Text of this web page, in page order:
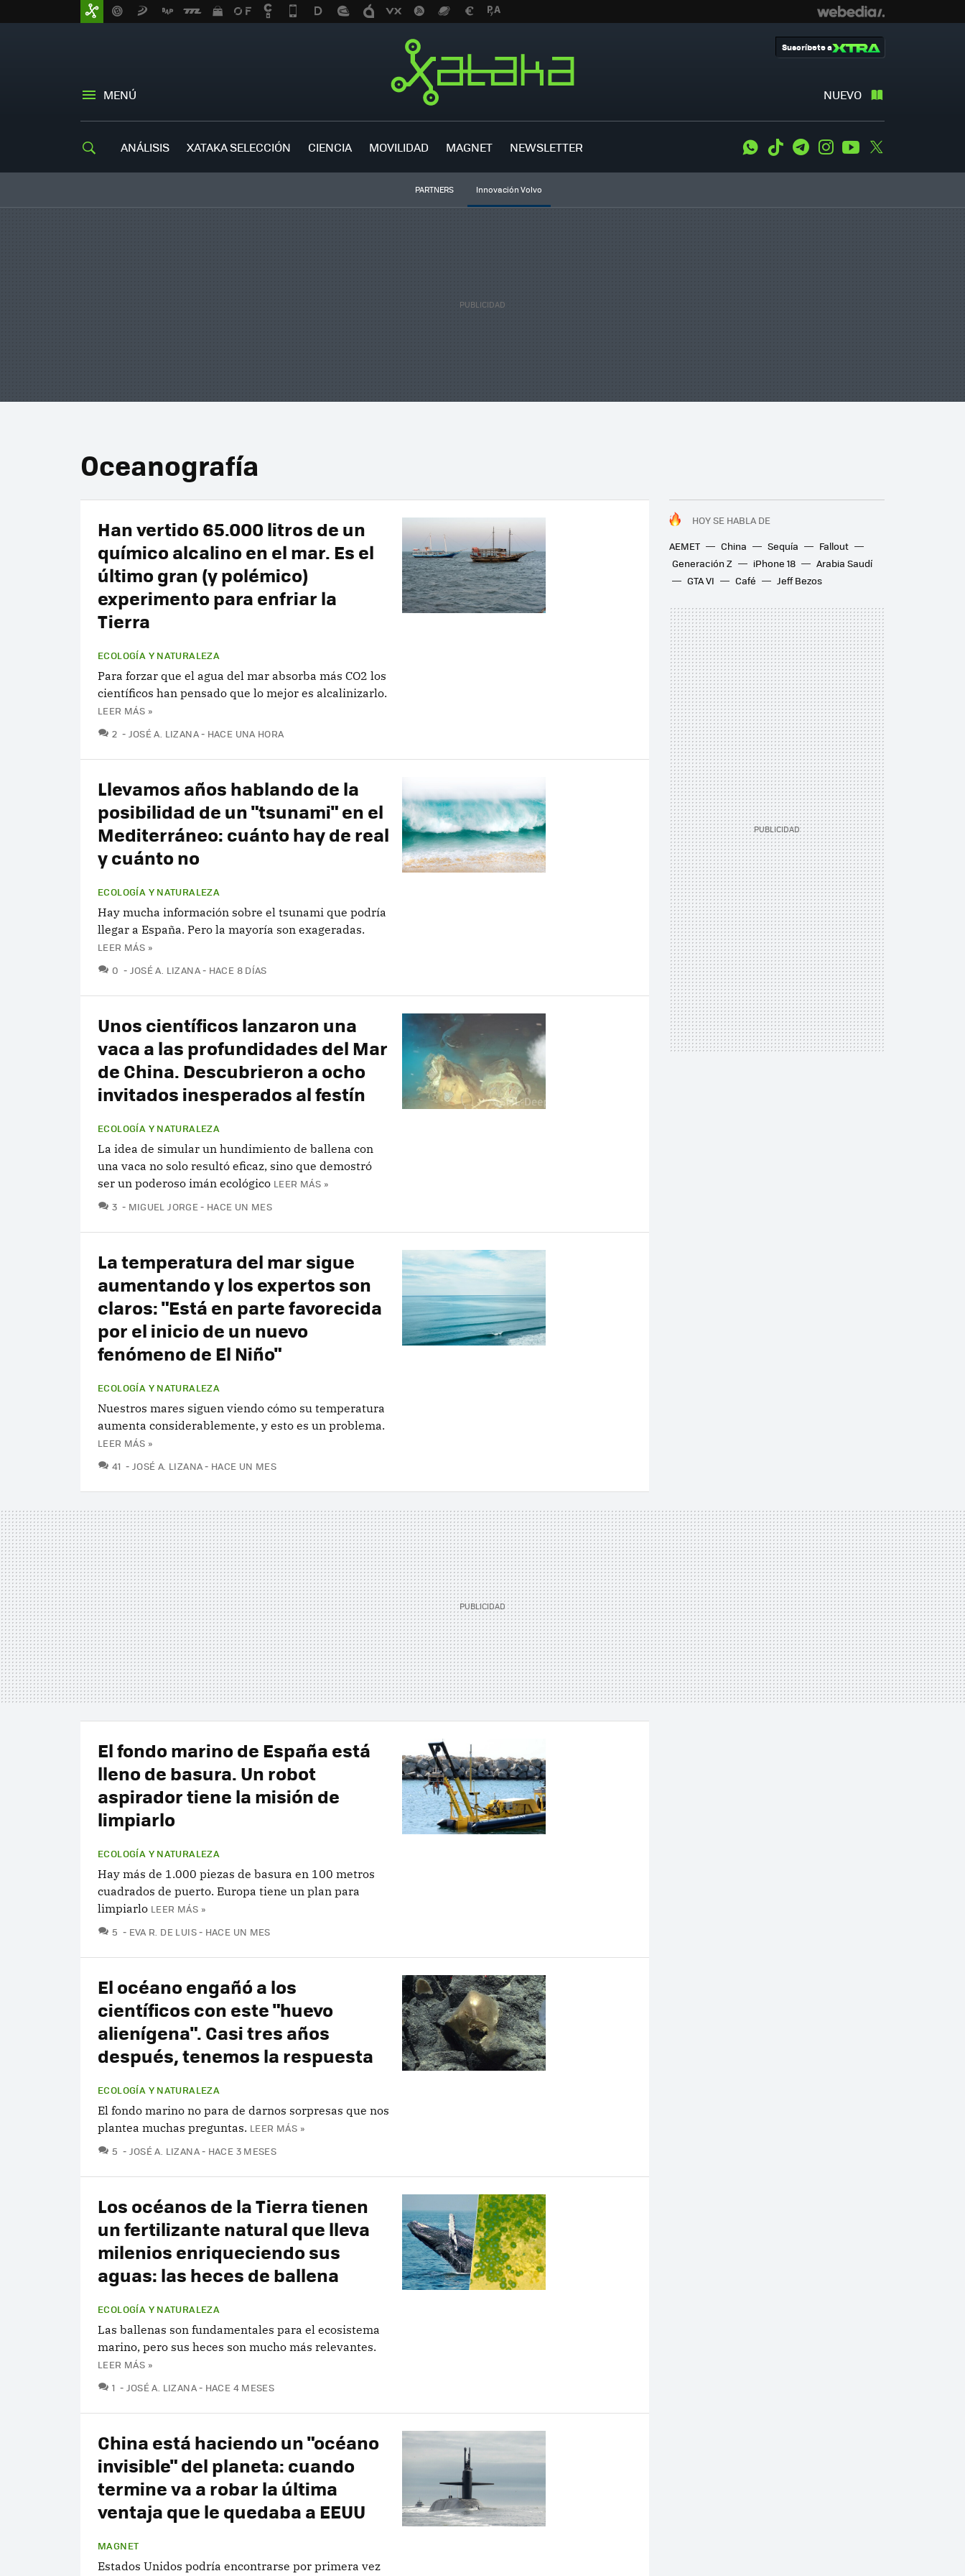
MENÚ NUEVO
Suscríbete a
ANÁLISIS XATAKA SELECCIÓN CIENCIA MOVILIDAD MAGNET NEWSLETTER WhatsApp
Tiktok TelegramInstagramYoutube
PARTNERS Innovación Volvo
Oceanografía
HOY SE HABLA DE
AEMET
China Sequía
Fallout
Generación Z
iPhone 18
Arabia Saudí
GTA VI
Café Jeff Bezos
Han vertido 65.000 litros de un
químico alcalino en el mar. Es el
último gran (y polémico)
experimento para enfriar la
Tierra
ECOLOGÍA Y NATURALEZA
Para forzar que el agua del mar absorba más CO2 los
científicos han pensado que lo mejor es alcalinizarlo.
LEER MÁS »
2 COMENTARIOS
JOSÉ A. LIZANA HACE UNA HORA
Llevamos años hablando de la
posibilidad de un "tsunami" en el
Mediterráneo: cuánto hay de real
y cuánto no
ECOLOGÍA Y NATURALEZA
Hay mucha información sobre el tsunami que podría
llegar a España. Pero la mayoría son exageradas.
LEER MÁS »
0 COMENTARIOS
JOSÉ A. LIZANA HACE 8 DÍAS
Unos científicos lanzaron una
vaca a las profundidades del Mar
de China. Descubrieron a ocho
invitados inesperados al festín
ECOLOGÍA Y NATURALEZA
La idea de simular un hundimiento de ballena con
una vaca no solo resultó eficaz, sino que demostró
ser un poderoso imán ecológico LEER MÁS »
3 COMENTARIOS
MIGUEL JORGE HACE UN MES
La temperatura del mar sigue
aumentando y los expertos son
claros: "Está en parte favorecida
por el inicio de un nuevo
fenómeno de El Niño"
ECOLOGÍA Y NATURALEZA
Nuestros mares siguen viendo cómo su temperatura
aumenta considerablemente, y esto es un problema.
LEER MÁS »
41 COMENTARIOS
JOSÉ A. LIZANA HACE UN MES
El fondo marino de España está
lleno de basura. Un robot
aspirador tiene la misión de
limpiarlo
ECOLOGÍA Y NATURALEZA
Hay más de 1.000 piezas de basura en 100 metros
cuadrados de puerto. Europa tiene un plan para
limpiarlo LEER MÁS »
5 COMENTARIOS
EVA R. DE LUIS HACE UN MES
El océano engañó a los
científicos con este "huevo
alienígena". Casi tres años
después, tenemos la respuesta
ECOLOGÍA Y NATURALEZA
El fondo marino no para de darnos sorpresas que nos
plantea muchas preguntas. LEER MÁS »
5 COMENTARIOS
JOSÉ A. LIZANA HACE 3 MESES
Los océanos de la Tierra tienen
un fertilizante natural que lleva
milenios enriqueciendo sus
aguas: las heces de ballena
ECOLOGÍA Y NATURALEZA
Las ballenas son fundamentales para el ecosistema
marino, pero sus heces son mucho más relevantes.
LEER MÁS »
1 COMENTARIOS
JOSÉ A. LIZANA HACE 4 MESES
China está haciendo un "océano
invisible" del planeta: cuando
termine va a robar la última
ventaja que le quedaba a EEUU
MAGNET
Estados Unidos podría encontrarse por primera vez